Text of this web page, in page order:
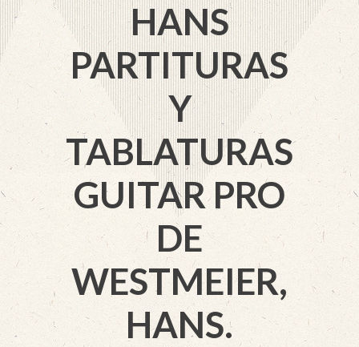
HANS
PARTITURAS
Y
TABLATURAS
GUITAR PRO
DE
WESTMEIER,
HANS.